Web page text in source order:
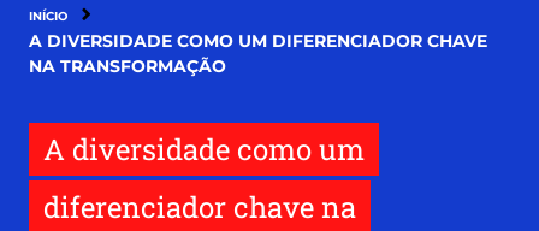
INÍCIO
A DIVERSIDADE COMO UM DIFERENCIADOR CHAVE
NA TRANSFORMAÇÃO
A diversidade como um
diferenciador chave na